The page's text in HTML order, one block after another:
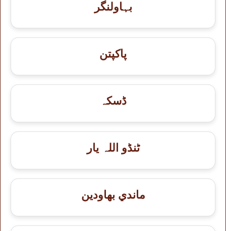
بہاولنگر
پاکپتن
ڈسکہ
ٹنڈو اللہ یار
ماندي بهاودين